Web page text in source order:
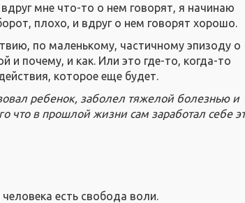
мне что-то о нем говорят, я начинаю
плохо, и вдруг о нем говорят хорошо.
по маленькому, частичному эпизоду о
и почему, и как. Или это где-то, когда-то
которое еще будет.
ребенок, заболел тяжелой болезнью и
что в прошлой жизни сам заработал себе
есть свобода воли.